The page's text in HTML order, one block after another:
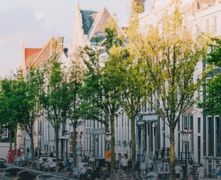
spaces.The building incorporates
solar panels to generate energy
supply. The windows have solar
control glazing, and the apartments
have climate control driven by a
thermal energy storage system.
Underfloor heating and cooling
contribute to a healthy indoor
environment. The atriums' seasonal
green walls provide natural summer
cooling, improved air quality and
acoustics, and are specially
designed to attract native birds and
butterflies.The bright residence
features an efficient and functional